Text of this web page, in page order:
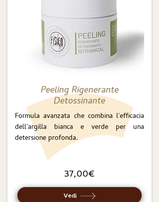
Peeling Rigenerante
Detossinante
Formula avanzata che combina l'efficacia
dell'argilla bianca e verde per una
detersione profonda.
37,00€
Vedi